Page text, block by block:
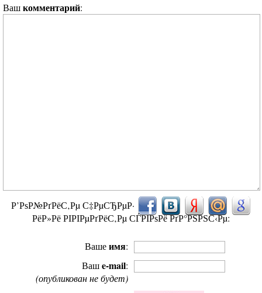
Вашкомментарий:
Р’РѕР№РґРёС‚Рµ С‡РµСЂРµР·
РёР»Рё РІРІРµРґРёС‚Рµ СЃРІРѕРё РґР°РЅРЅС‹Рµ:
Вашеимя:
Вашe-mail:
(опубликован не будет)